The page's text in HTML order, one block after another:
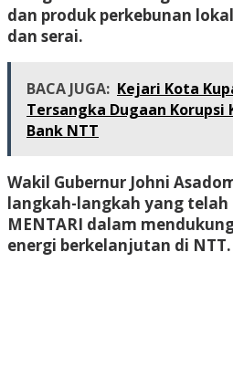
dan produk perkebunan
dan serai.
BACA JUGA: Kejari Kota
Tersangka Dugaan Korupsi
Bank NTT
Wakil Gubernur Johni
langkah-langkah yang
MENTARI dalam
energi berkelanjutan di NTT.